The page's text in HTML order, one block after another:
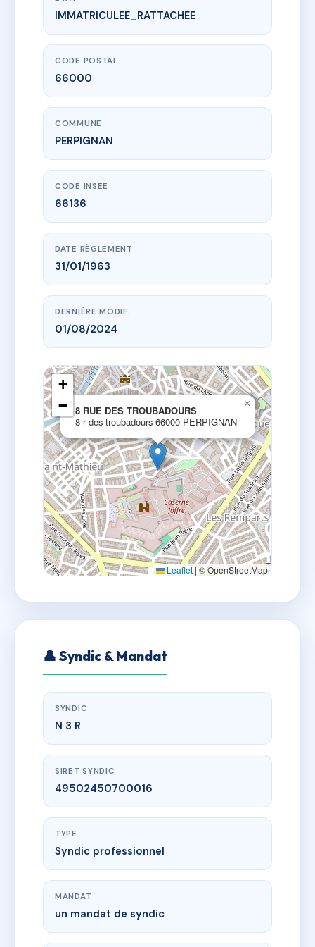
www.vme.plus/AC9969676
8 RUE DES TROUBADOURS
8 r des troubadours
IMMATRICULEE_RATTACHEE
CODE POSTAL
66000
COMMUNE
PERPIGNAN
CODE INSEE
66136
DATE RÈGLEMENT
31/01/1963
DERNIÈRE MODIF.
01/08/2024
8 RUE DES TROUBADOURS
8 r des troubadours 66000 PERPIGNAN
×
+
−
Leaflet |© OpenStreetMap
👤 Syndic & Mandat
SYNDIC
N 3 R
SIRET SYNDIC
49502450700016
TYPE
Syndic professionnel
MANDAT
un mandat de syndic